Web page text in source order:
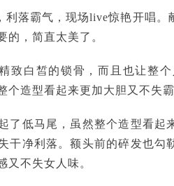
利落霸气，现场live惊艳开唱
的，简直太美了。
致白皙的锁骨，而且也让整
个造型看起来更加大胆又不失
了低马尾，虽然整个造型看起
干净利落。额头前的碎发也勾
又不失女人味。